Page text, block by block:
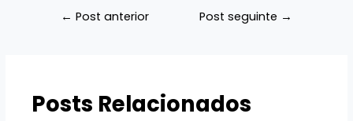
Navegação
← Post anterior Post seguinte →
Posts Relacionados